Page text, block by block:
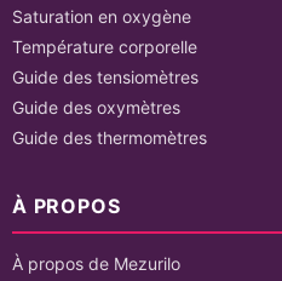
Saturation en oxygène
Température corporelle
Guide des tensiomètres
Guide des oxymètres
Guide des thermomètres
À PROPOS
À propos de Mezurilo